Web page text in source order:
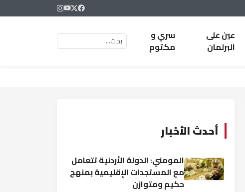
عين على
البرلمان
سري و
مكتوم
أحدث الأخبار
المومني: الدولة الأردنية تتعامل
مع المستجدات الإقليمية بمنهج
حكيم ومتوازن